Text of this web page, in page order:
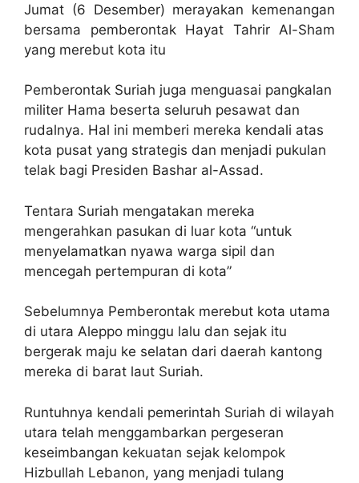
Jumat (6 Desember) merayakan kemenangan
bersama pemberontak Hayat Tahrir Al-Sham
yang merebut kota itu
Pemberontak Suriah juga menguasai pangkalan
militer Hama beserta seluruh pesawat dan
rudalnya. Hal ini memberi mereka kendali atas
kota pusat yang strategis dan menjadi pukulan
telak bagi Presiden Bashar al-Assad.
Tentara Suriah mengatakan mereka
mengerahkan pasukan di luar kota “untuk
menyelamatkan nyawa warga sipil dan
mencegah pertempuran di kota”
Sebelumnya Pemberontak merebut kota utama
di utara Aleppo minggu lalu dan sejak itu
bergerak maju ke selatan dari daerah kantong
mereka di barat laut Suriah.
Runtuhnya kendali pemerintah Suriah di wilayah
utara telah menggambarkan pergeseran
keseimbangan kekuatan sejak kelompok
Hizbullah Lebanon, yang menjadi tulang